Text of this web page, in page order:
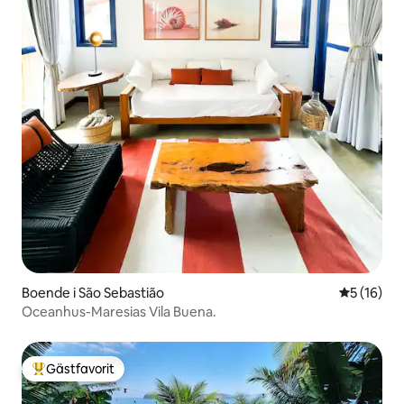
Boende i São Sebastião 5 av 5 i
5 (16)
Oceanhus-Maresias Vila Buena.
Populär gästfavorit
Gästfavorit